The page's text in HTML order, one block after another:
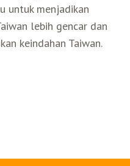
untuk menjadikan
lebih gencar dan
keindahan Taiwan.